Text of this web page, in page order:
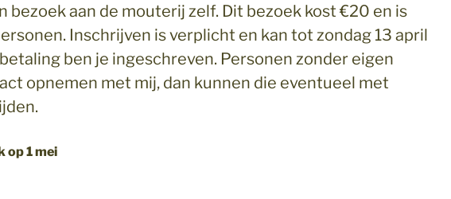
bezoek aan de mouterij zelf. Dit bezoek kost €20 en is
Inschrijven is verplicht en kan tot zondag 13 april
ben je ingeschreven. Personen zonder eigen
opnemen met mij, dan kunnen die eventueel met
op 1 mei